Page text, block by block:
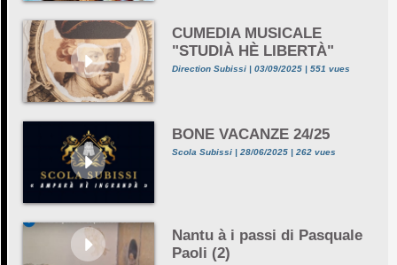
CUMEDIA MUSICALE
"STUDIÀ HÈ LIBERTÀ"
Direction Subissi | 03/09/2025 | 551 vues
BONE VACANZE 24/25
Scola Subissi | 28/06/2025 | 262 vues
Nantu à i passi di Pasquale
Paoli (2)